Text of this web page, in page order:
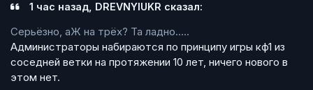
1 час назад, DREVNYIUKR сказал:
Серьёзно, аЖ на трёх? Та ладно.....
Администраторы набираются по принципу игры кф1 из
соседней ветки на протяжении 10 лет, ничего нового в
этом нет.